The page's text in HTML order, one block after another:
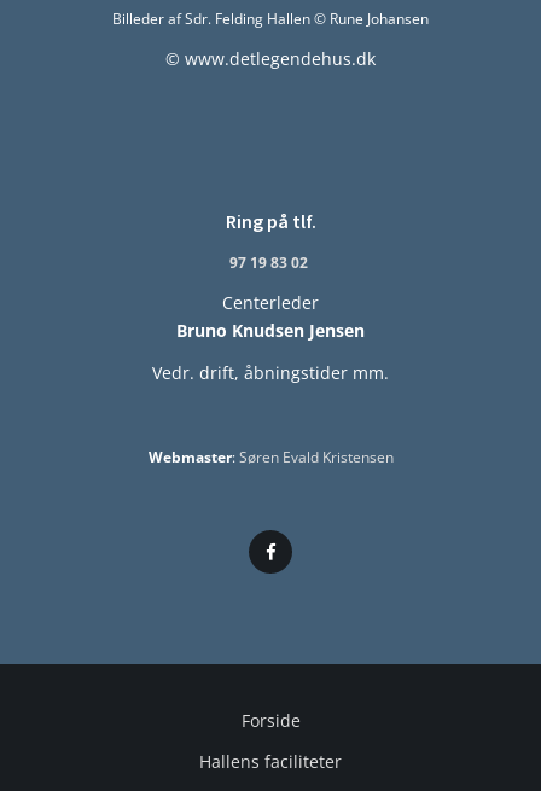
Billeder af Sdr. Felding Hallen © Rune Johansen
© www.detlegendehus.dk
Ring på tlf.
97 19 83 02
Centerleder
Bruno Knudsen Jensen
Vedr. drift, åbningstider mm.
Webmaster:Søren Evald Kristensen
Forside
Hallens faciliteter